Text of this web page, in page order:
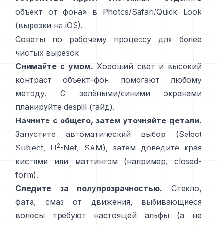
объект от фона» в Photos/Safari/Quick Look
(вырезки на iOS).
Советы по рабочему процессу для более
чистых вырезок
Снимайте с умом. Хороший свет и высокий
контраст объект–фон помогают любому
методу. С зелёными/синими экранами
планируйте despill (гайд).
Начните с общего, затем уточняйте детали.
Запустите автоматический выбор (Select
Subject, U 2-Net, SAM), затем доведите края
кистями или маттингом (например,
closed-
form).
Следите за полупрозрачностью. Стекло,
фата, смаз от движения, выбивающиеся
волосы требуют настоящей альфы (а не